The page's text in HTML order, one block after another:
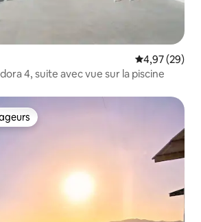
Évaluation
4,97 (29)
4, suite avec vue sur la piscine